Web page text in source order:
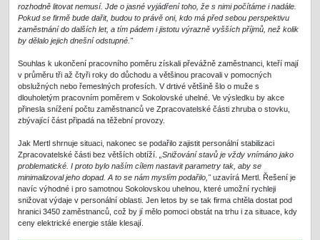
rozhodně litovat nemusí. Jde o jasné vyjádření toho, že s nimi počítáme i nadále.
Pokud se firmě bude dařit, budou to právě oni, kdo má před sebou perspektivu
zaměstnání do dalších let, a tím pádem i jistotu výrazně vyšších příjmů, než kolik
by dělalo jejich dnešní odstupné."
Souhlas k ukončení pracovního poměru získali převážně zaměstnanci, kteří mají
v průměru tři až čtyři roky do důchodu a většinou pracovali v pomocných
obslužných nebo řemeslných profesích. V drtivé většině šlo o muže s
dlouholetým pracovním poměrem v Sokolovské uhelné. Ve výsledku by akce
přinesla snížení počtu zaměstnanců ve Zpracovatelské části zhruba o stovku,
zbývající část připadá na těžební provozy.
Jak Mertl shrnuje situaci, nakonec se podařilo zajistit personální stabilizaci
Zpracovatelské části bez větších obtíží.
„Snižování stavů je vždy vnímáno jako
problematické. I proto bylo naším cílem nastavit parametry tak, aby se
minimalizoval jeho dopad. A to se nám myslím podařilo,"uzavírá Mertl. Řešení je
navíc výhodné i pro samotnou Sokolovskou uhelnou, které umožní rychleji
snižovat výdaje v personální oblasti. Jen letos by se tak firma chtěla dostat pod
hranici 3450 zaměstnanců, což by jí mělo pomoci obstát na trhu i za situace, kdy
ceny elektrické energie stále klesají.